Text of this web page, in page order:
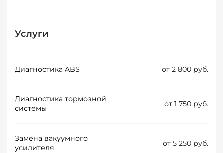
Услуги
Диагностика ABS от 2 800 руб.
Диагностика тормозной
системы
от 1 750 руб.
Замена вакуумного
усилителя
от 5 250 руб.